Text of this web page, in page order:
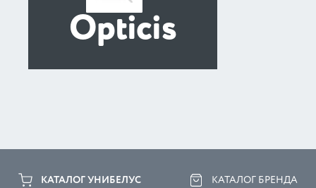
Opticis
КАТАЛОГ УНИБЕЛУС КАТАЛОГ БРЕНДА